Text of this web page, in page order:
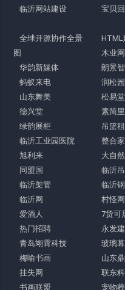
临沂网站建设
宝贝
全球开源协作全景
图
HTML
木业网
华韵新媒体
朗景
蚂蚁来电
润松园
山东舞美
松易堂
德兴堂
素简里
绿韵展柜
吊篮
临沂工业园医院
整合家
旭利来
大自
同盟国
临沂
临沂架管
临沂
临沂网
村怪网
爱酒人
7货可
热门招聘
永发
青岛翊霄科技
玻璃
梅喻书画
山东
挂失网
联东
书画联盟
宠物葬